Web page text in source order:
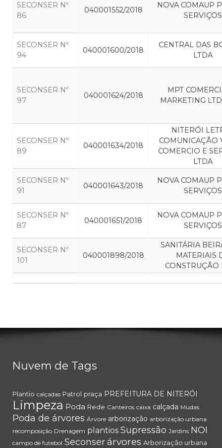
SECONSER Nº
86
040001552/2018
NOVA COMAUP
SERVIÇOS
SECONSER Nº
94
040001600/2018
CENTRAL DAS
LTDA
SECONSER Nº
97
040001624/2018
MPT
MARKETING
SECONSER Nº
89
040001634/2018
NITERÓI
COMUNICAÇÃO
COMERCIO E
LTDA
SECONSER Nº
91
040001643/2018
NOVA COMAUP
SERVIÇOS
SECONSER Nº
87
040001651/2018
NOVA COMAUP
SERVIÇOS
SECONSER Nº
101
040001898/2018
SANITÁRIA
MATERIAIS
CONSTRUÇÃO
Nuvem de Tags
Plantio calçadas Patrol praça PREFEITURA DE NITERÓI
Limpeza Poda Rede Canteiros caixa calçada Mudas
Poda de árvores Árvore arborização arborização urbana
recomposição Drenagem plantios Supressão Jardins NOI
campo de futebol Seconserárvores Arborização urbana